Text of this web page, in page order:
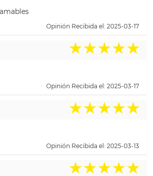
Opinión Recibida el: 2025-03-17
★★★★★
Opinión Recibida el: 2025-03-17
★★★★★
Opinión Recibida el: 2025-03-13
★★★★★